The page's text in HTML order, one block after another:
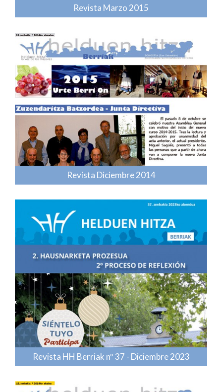
Revista Marzo 2015
Revista Diciembre 2014
Revista HH Berriak nº 37 - Diciembre 2023